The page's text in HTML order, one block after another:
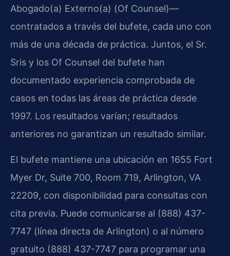
Abogado(a) Externo(a) (Of Counsel)—
contratados a través del bufete, cada uno con
más de una década de práctica. Juntos, el Sr.
Sris y los Of Counsel del bufete han
documentado experiencia comprobada de
casos en todas las áreas de práctica desde
1997. Los resultados varían; resultados
anteriores no garantizan un resultado similar.
El bufete mantiene una ubicación en 1655 Fort
Myer Dr, Suite 700, Room 719, Arlington, VA
22209, con disponibilidad para consultas con
cita previa. Puede comunicarse al (888) 437-
7747 (línea directa de Arlington) o al número
gratuito (888) 437-7747 para programar una